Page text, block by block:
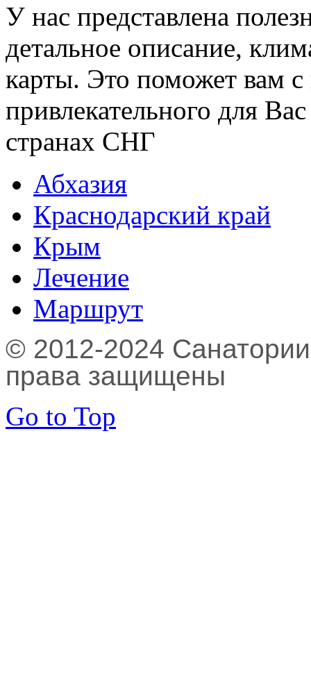
У нас представлена
детальное описание,
карты. Это поможет вам
привлекательного для
странах СНГ
Абхазия
Краснодарский край
Крым
Лечение
Маршрут
© 2012-2024
права защищены
Go to Top